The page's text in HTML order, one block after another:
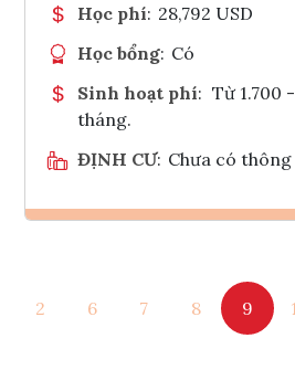
Học phí: 28,792 USD
Học bổng: Có
Sinh hoạt phí: Từ 1.700
tháng.
ĐỊNH CƯ: Chưa có
2 6 7 8 9